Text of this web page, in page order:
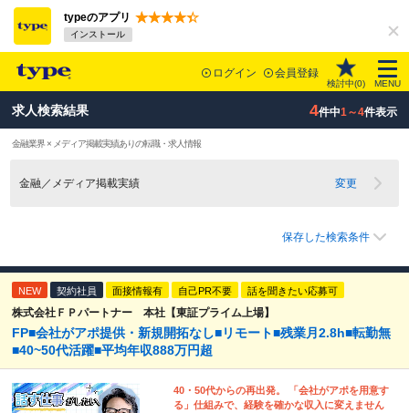
typeのアプリ
インストール
ログイン 会員登録
検討中(0) MENU
求人検索結果 4件中1～4件表示
金融業界 × メディア掲載実績ありの転職・求人情報
金融／メディア掲載実績 変更
保存した検索条件
NEW 契約社員 面接情報有 自己PR不要 話を聞きたい応募可
株式会社ＦＰパートナー 本社【東証プライム上場】
FP■会社がアポ提供・新規開拓なし■リモート■残業月2.8h■転勤無
■40~50代活躍■平均年収888万円超
40・50代からの再出発。 「会社がアポを用意す
る」仕組みで、経験を確かな収入に変えません